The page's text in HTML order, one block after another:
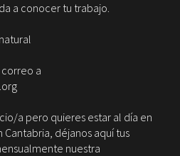
a conocer tu trabajo.
correo a
a pero quieres estar al día en
déjanos aquí tus
nuestra